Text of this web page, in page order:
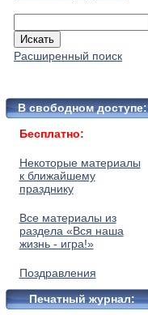
Расширенный поиск
В свободном доступе:
Бесплатно:
Некоторые материалы
к ближайшему
празднику
Все материалы из
раздела «Вся наша
жизнь - игра!»
Поздравления
Печатный журнал: